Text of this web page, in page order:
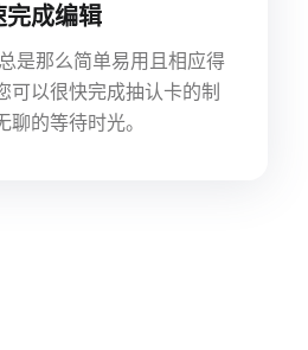
完成编辑
是那么简单易用且相应得
可以很快完成抽认卡的制
聊的等待时光。